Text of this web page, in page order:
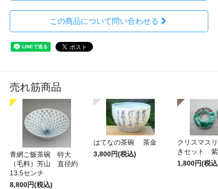
この商品について問い合わせる
売れ筋商品
青網ご飯茶碗 特大
（毛料）芳山 直径約
13.5センチ
8,800円(税込)
はてなの茶碗 茶金
3,800円(税込)
クリスマス
きセット
1,800円(税